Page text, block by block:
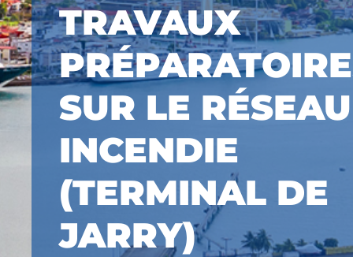
TRAVAUX
SUR LE RÉSEAU
INCENDIE
(TERMINAL DE
JARRY)